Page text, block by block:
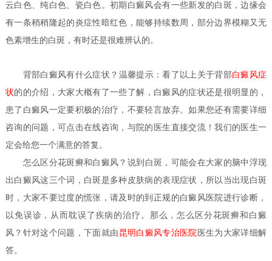
云白色、纯白色、瓷白色。初期白癜风会有一些新发的白斑，边缘会
有一条稍稍隆起的炎症性暗红色，能够持续数周，部分边界模糊又无
色素增生的白斑，有时还是很难辨认的。
背部白癜风有什么症状？ 温馨提示：看了以上关于背部白癜风症
状的的介绍，大家大概有了一些了解，白癜风的症状还是很明显的，
患了白癜风一定要积极的治疗，不要轻言放弃。如果您还有需要详细
咨询的问题，可点击在线咨询，与院的医生直接交流！我们的医生一
定会给您一个满意的答复。
怎么区分花斑癣和白癜风？ 说到白斑，可能会在大家的脑中浮现
出白癜风这三个词，白斑是多种皮肤病的表现症状，所以当出现白斑
时，大家不要过度的慌张，请及时的到正规的白癜风医院进行诊断，
以免误诊，从而耽误了疾病的治疗。那么，怎么区分花斑癣和白癜
风？针对这个问题，下面就由 昆明白癜风专治医院 医生为大家详细解
答。